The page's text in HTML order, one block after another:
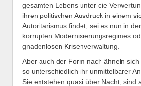
gesamten Lebens unter die
ihren politischen Ausdruck in einem
Autoritarismus findet, sei es nun in
korrupten Modernisierungsregimes
gnadenlosen Krisenverwaltung.
Aber auch der Form nach ähneln sich
so unterschiedlich ihr unmittelbarer
Sie entstehen quasi über Nacht, sind